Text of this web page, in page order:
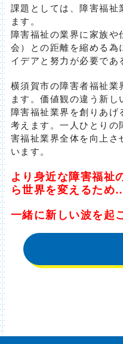
課題としては、障害福祉
ます。
障害福祉の業界に家族や
会）との距離を縮める為
イデアと努力が必要であ
横須賀市の障害者福祉業
ます。価値観の違う新
障害福祉業界を創りあげ
考えます。一人ひとり
害福祉業界全体を向上さ
います。
より身近な障害福
ら世界を変えるため
一緒に新しい波を起